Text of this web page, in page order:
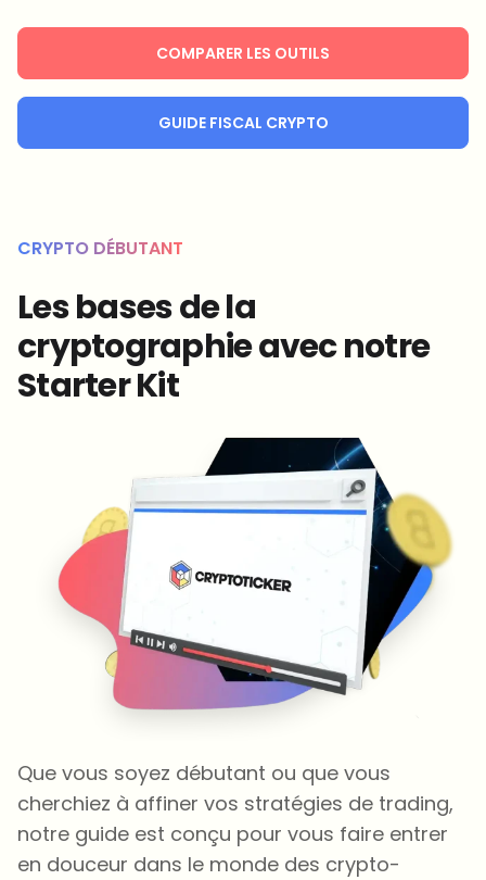
COMPARER LES OUTILS
GUIDE FISCAL CRYPTO
CRYPTO DÉBUTANT
Les bases de la
cryptographie avec notre
Starter Kit
Que vous soyez débutant ou que vous
cherchiez à affiner vos stratégies de trading,
notre guide est conçu pour vous faire entrer
en douceur dans le monde des crypto-